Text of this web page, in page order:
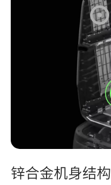
锌合金机身结构